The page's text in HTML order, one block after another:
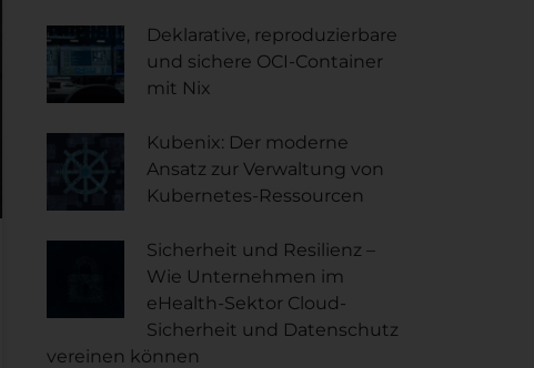
Deklarative, reproduzierbare
und sichere OCI-Container
mit Nix
Kubenix: Der moderne
Ansatz zur Verwaltung von
Kubernetes-Ressourcen
Sicherheit und Resilienz –
Wie Unternehmen im
eHealth-Sektor Cloud-
Sicherheit und Datenschutz
vereinen können